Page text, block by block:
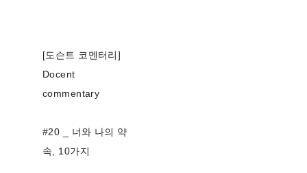
[도슨트 코멘터리]
Docent
commentary
#20 _ 너와 나의 약
속, 10가지